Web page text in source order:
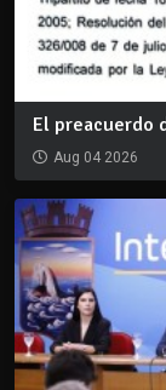
El preacuerdo
Aug 04 2026